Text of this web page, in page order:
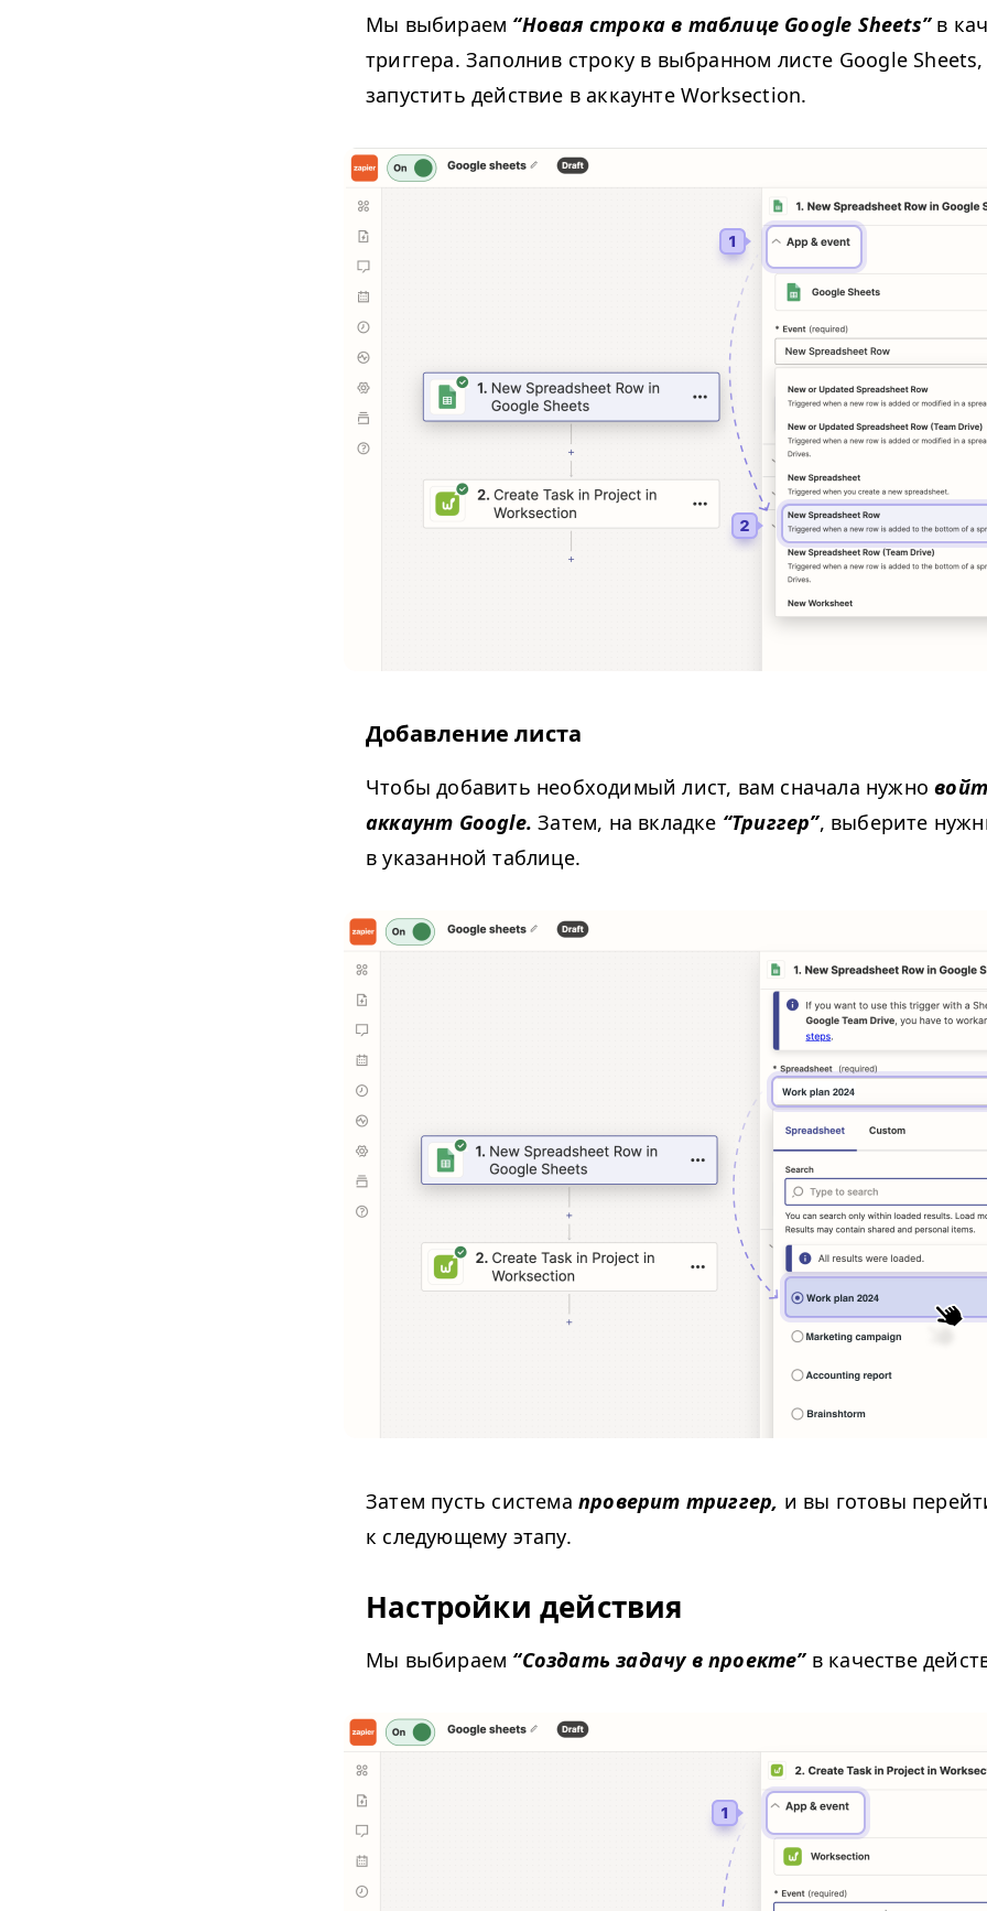
Мы выбираем “Новая строка в таблице Google Sheets”в
триггера. Заполнив строку в выбранном листе Google
запустить действие в аккаунте Worksection.
Добавление листа
Чтобы добавить необходимый лист, вам сначала нужно
аккаунт Google. Затем, на вкладке “Триггер”, выберите
в указанной таблице.
Затем пусть система проверит триггер, и вы готовы
к следующему этапу.
Настройки действия
Мы выбираем “Создать задачу в проекте”в качестве